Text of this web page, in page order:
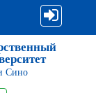
Сино